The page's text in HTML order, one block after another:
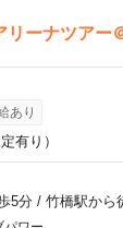
ーナツアー
あり
有り）
5分/ 竹橋駅から